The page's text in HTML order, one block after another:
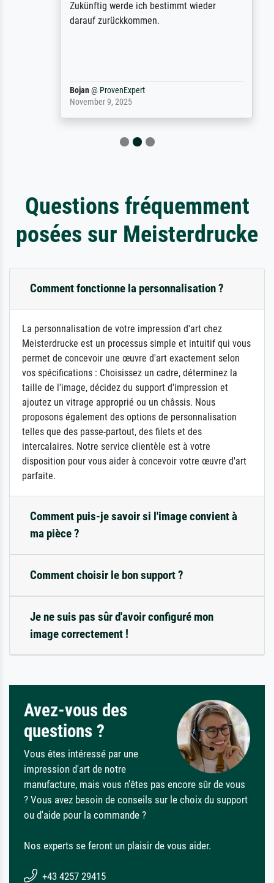
Zukünftig werde ich bestimmt wieder
darauf zurückkommen.
Bojan@ProvenExpert
November 9, 2025
Questions fréquemment
posées sur Meisterdrucke
Comment fonctionne la personnalisation ?
La personnalisation de votre impression d'art chez
Meisterdrucke est un processus simple et intuitif qui vous
permet de concevoir une œuvre d'art exactement selon
vos spécifications : Choisissez un cadre, déterminez la
taille de l'image, décidez du support d'impression et
ajoutez un vitrage approprié ou un châssis. Nous
proposons également des options de personnalisation
telles que des passe-partout, des filets et des
intercalaires. Notre service clientèle est à votre
disposition pour vous aider à concevoir votre œuvre d'art
parfaite.
Comment puis-je savoir si l'image convient à
ma pièce ?
Comment choisir le bon support ?
Je ne suis pas sûr d'avoir configuré mon
image correctement !
Avez-vous des
questions ?
Vous êtes intéressé par une
impression d'art de notre
manufacture, mais vous n'êtes pas encore sûr de vous
? Vous avez besoin de conseils sur le choix du support
ou d'aide pour la commande ?
Nos experts se feront un plaisir de vous aider.
+43 4257 29415